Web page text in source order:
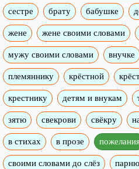
сестре брату бабушке
жене жене своими словами
мужу своими словами внучке
племяннику крёстной
крестнику детям и внукам
зятю свекрови свёкру
в стихах в прозе
своими словами до слёз парню